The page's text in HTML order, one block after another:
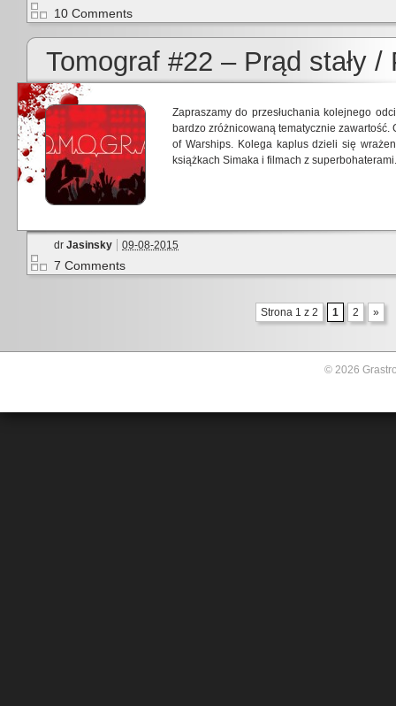
10 Comments
Tomograf #22 – Prąd stały
Zapraszamy do przesłuchania kolejnego
bardzo zróżnicowaną tematycznie
of Warships. Kolega kaplus dzieli się
książkach Simaka i filmach z superbohaterami.
dr Jasinsky 09-08-2015
7 Comments
Strona 1 z 2 1 2 »
© 2026